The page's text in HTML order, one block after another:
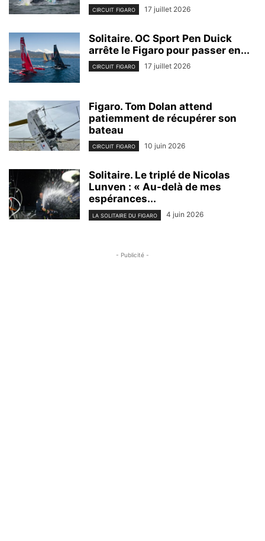
CIRCUIT FIGARO 17 juillet 2026
Solitaire. OC Sport Pen Duick
arrête le Figaro pour passer en...
CIRCUIT FIGARO 17 juillet 2026
Figaro. Tom Dolan attend
patiemment de récupérer son
bateau
CIRCUIT FIGARO 10 juin 2026
Solitaire. Le triplé de Nicolas
Lunven : « Au-delà de mes
espérances...
LA SOLITAIRE DU FIGARO 4 juin 2026
- Publicité -